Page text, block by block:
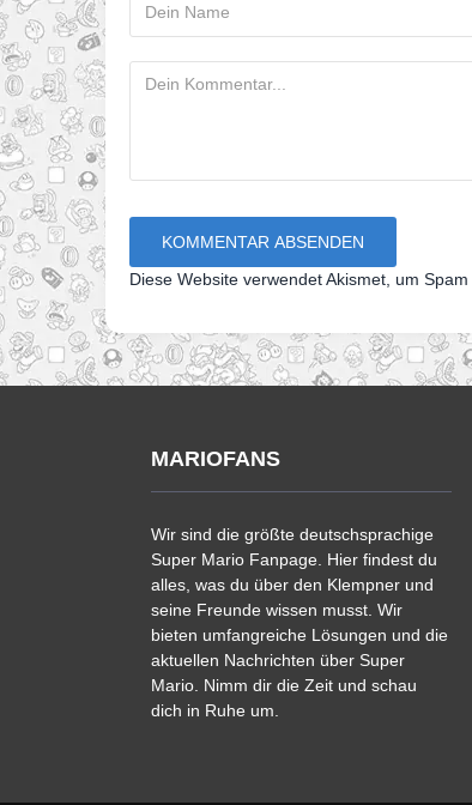
Diese Website verwendet Akismet, um Spam
MARIOFANS
Wir sind die größte deutschsprachige
Super Mario Fanpage. Hier findest du
alles, was du über den Klempner und
seine Freunde wissen musst. Wir
bieten umfangreiche Lösungen und die
aktuellen Nachrichten über Super
Mario. Nimm dir die Zeit und schau
dich in Ruhe um.